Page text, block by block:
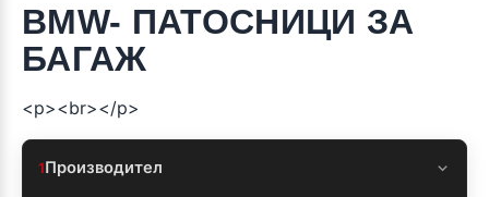
BMW- ПАТОСНИЦИ ЗА
БАГАЖ
<p><br></p>
1Производител